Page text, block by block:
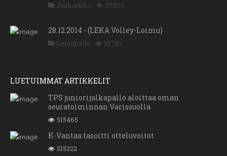
Jääkiekko 37509
28.12.2014 - (LEKA Volley-Loimu)
Lentopallo 35783
LUETUIMMAT ARTIKKELIT
TPS juniorijalkapallo aloittaa oman
seuratoiminnan Varissuolla
515465
K-Vantaa tasoitti otteluvoitot
515322